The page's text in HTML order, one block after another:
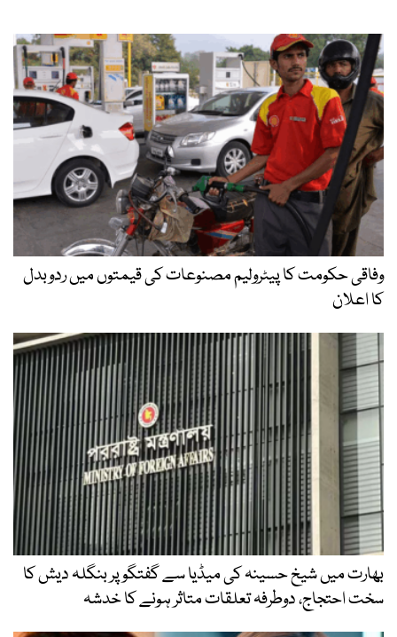
وفاقی حکومت کا پیٹرولیم مصنوعات کی قیمتوں میں ردوبدل
کا اعلان
بھارت میں شیخ حسینہ کی میڈیا سے گفتگو پر بنگلہ دیش کا
سخت احتجاج، دوطرفہ تعلقات متاثر ہونے کا خدشہ